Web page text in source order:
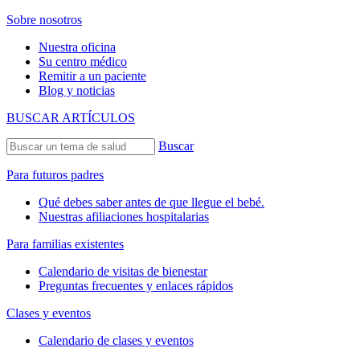
Sobre nosotros
Nuestra oficina
Su centro médico
Remitir a un paciente
Blog y noticias
BUSCAR ARTÍCULOS
Buscar
Para futuros padres
Qué debes saber antes de que llegue el bebé.
Nuestras afiliaciones hospitalarias
Para familias existentes
Calendario de visitas de bienestar
Preguntas frecuentes y enlaces rápidos
Clases y eventos
Calendario de clases y eventos